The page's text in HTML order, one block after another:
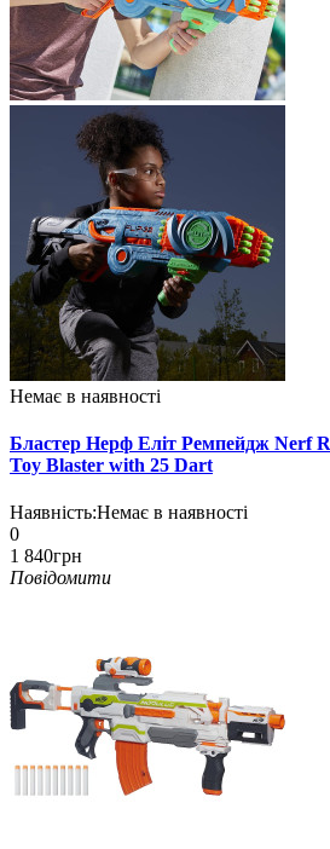
Немає в наявності
Бластер Нерф Еліт Ремпейдж Nerf
Toy Blaster with 25 Dart
Наявність:Немає в наявності
0
1 840грн
Повідомити